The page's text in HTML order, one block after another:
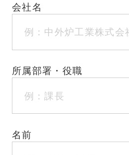
会社名
所属部署・役職
名前